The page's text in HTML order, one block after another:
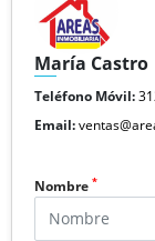
María Castro
Teléfono Móvil:
Email:
Nombre *